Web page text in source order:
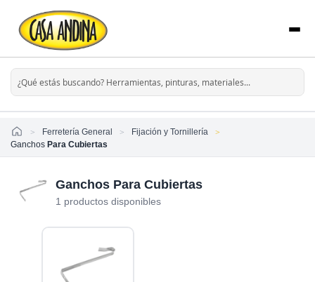
HomeFerretería General
Fijación y Tornillería
Ganchos Para Cubiertas
Ganchos Para Cubiertas
1 productos disponibles